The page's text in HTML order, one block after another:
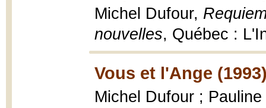
Michel Dufour,
nouvelles, Québec :
Vous et l'Ange
Michel Dufour ;